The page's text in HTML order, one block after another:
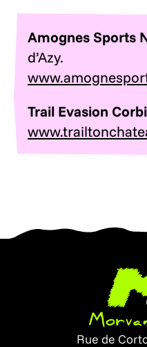
Amognes Sports
d’Azy.
Trail Evasion
Rue de